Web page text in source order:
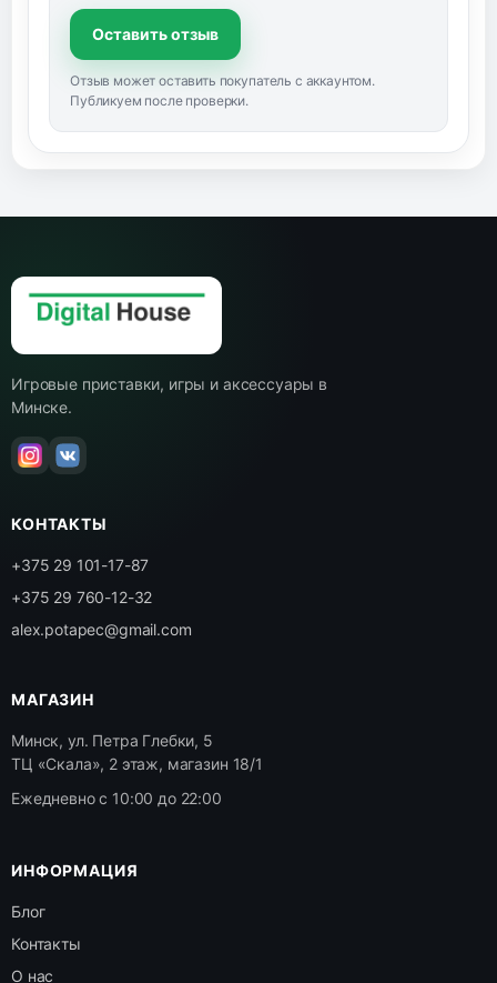
Оставить отзыв
Отзыв может оставить покупатель с аккаунтом.
Публикуем после проверки.
Игровые приставки, игры и аксессуары в
Минске.
КОНТАКТЫ
+375 29 101-17-87
+375 29 760-12-32
alex.potapec@gmail.com
МАГАЗИН
Минск, ул. Петра Глебки, 5
ТЦ «Скала», 2 этаж, магазин 18/1
Ежедневно с 10:00 до 22:00
ИНФОРМАЦИЯ
Блог
Контакты
О нас